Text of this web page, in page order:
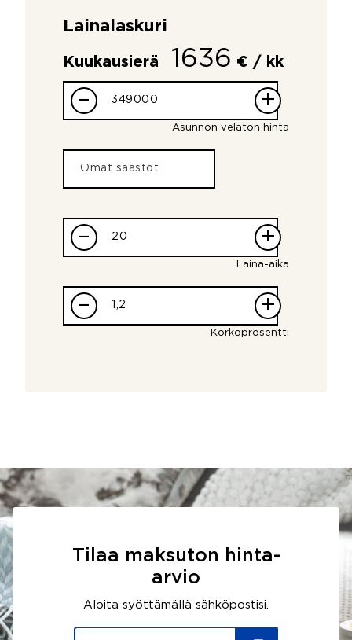
Lainalaskuri
Kuukausierä 1636 € / kk
– +
Asunnon velaton hinta
– +
Laina-aika
– +
Korkoprosentti
Tilaa maksuton hinta-
arvio
Aloita syöttämällä sähköpostisi.